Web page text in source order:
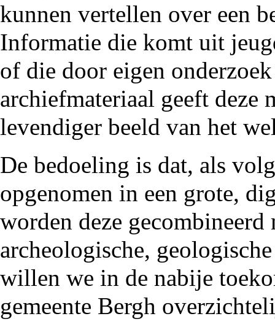
kunnen vertellen over een
Informatie die komt uit
of die door eigen
archiefmateriaal geeft deze
levendiger beeld van het
De bedoeling is dat, als
opgenomen in een grote,
worden deze
archeologische,
willen we in de nabije
gemeente Bergh